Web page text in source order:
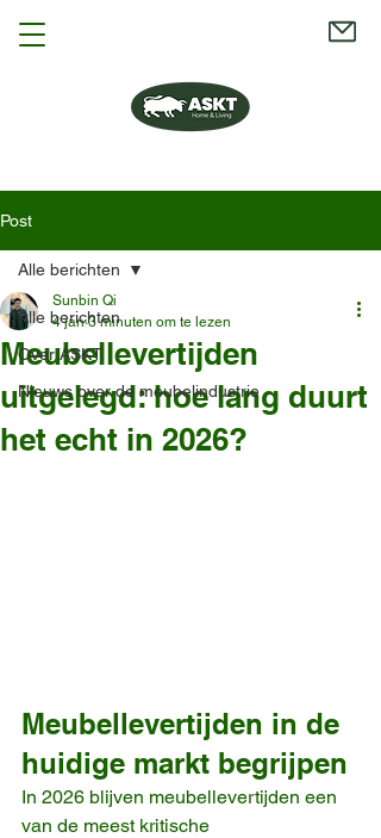
Post
Alle berichten
Over ASKT
Nieuws over de meubelindustrie
Alle berichten
Meubellevertijden
uitgelegd: hoe lang duurt
het echt in 2026?
Sunbin Qi
4 jan 3 minuten om te lezen
Meubellevertijden in de
huidige markt begrijpen
In 2026 blijven meubellevertijden een
van de meest kritische